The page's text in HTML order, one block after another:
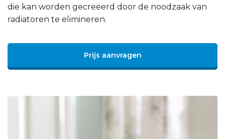
die kan worden gecreëerd door de noodzaak van
radiatoren te elimineren.
Prijs aanvragen